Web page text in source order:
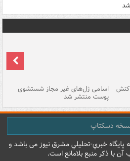
اسامی ژل‌های غیر مجاز شستشوی
پوست منتشر شد
دسکتاپ
خبري-تحليلي مشرق نيوز می باشد و
آن با ذکر منبع بلامانع است.